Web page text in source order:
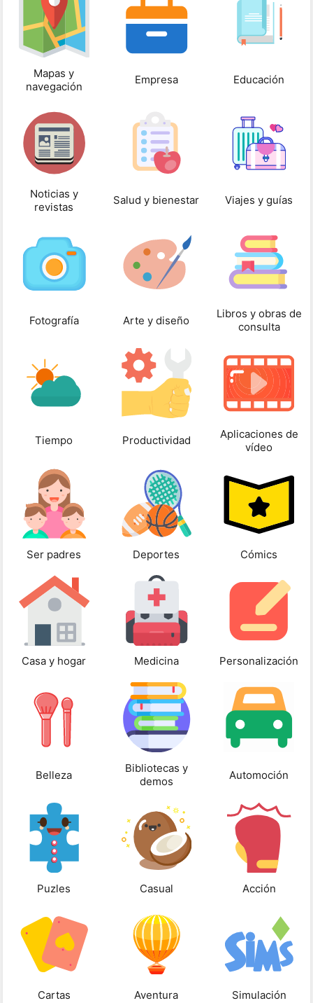
Mapas y
navegación
Empresa Educación
Noticias y
revistas
Salud y bienestar Viajes y guías
Fotografía Arte y diseño
Libros y obras de
consulta
Tiempo Productividad
Aplicaciones de
vídeo
Ser padres Deportes Cómics
Casa y hogar Medicina Personalización
Belleza
Bibliotecas y
demos
Automoción
Puzles Casual Acción
Cartas Aventura Simulación